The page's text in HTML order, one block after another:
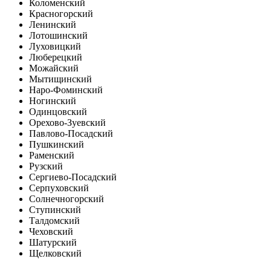
Коломенский
Красногорский
Ленинский
Лотошинский
Луховицкий
Люберецкий
Можайский
Мытищинский
Наро-Фоминский
Ногинский
Одинцовский
Орехово-Зуевский
Павлово-Посадский
Пушкинский
Раменский
Рузский
Сергиево-Посадский
Серпуховский
Солнечногорский
Ступинский
Талдомский
Чеховский
Шатурский
Щелковский